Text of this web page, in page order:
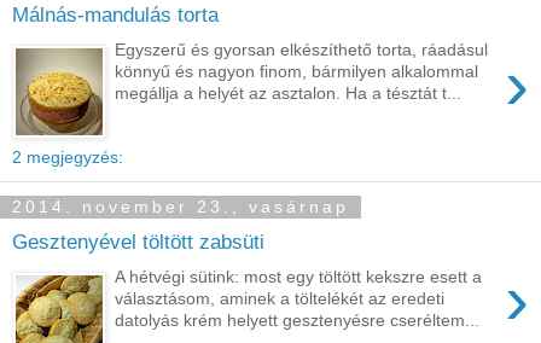
Málnás-mandulás torta
›
Egyszerű és gyorsan elkészíthető torta, ráadásul
könnyű és nagyon finom, bármilyen alkalommal
megállja a helyét az asztalon. Ha a tésztát t...
2 megjegyzés:
2014. november 23., vasárnap
Gesztenyével töltött zabsüti
›
A hétvégi sütink: most egy töltött kekszre esett a
választásom, aminek a töltelékét az eredeti
datolyás krém helyett gesztenyésre cseréltem...